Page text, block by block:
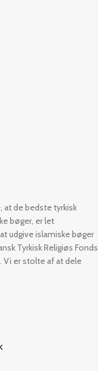
at de bedste tyrkisk
bøger, er let
udgive islamiske bøger
Tyrkisk Religiøs Fonds
Vi er stolte af at dele